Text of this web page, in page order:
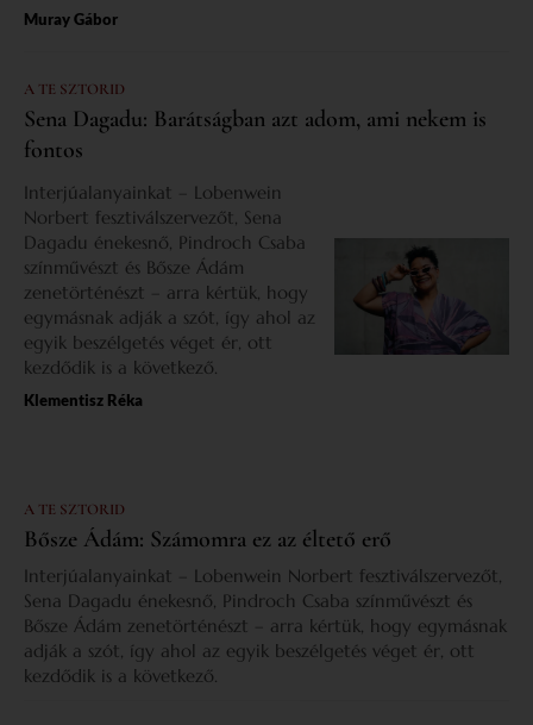
Muray Gábor
A TE SZTORID
Sena Dagadu: Barátságban azt adom, ami nekem is
fontos
Interjúalanyainkat – Lobenwein
Norbert fesztiválszervezőt, Sena
Dagadu énekesnő, Pindroch Csaba
színművészt és Bősze Ádám
zenetörténészt – arra kértük, hogy
egymásnak adják a szót, így ahol az
egyik beszélgetés véget ér, ott
kezdődik is a következő.
Klementisz Réka
A TE SZTORID
Bősze Ádám: Számomra ez az éltető erő
Interjúalanyainkat – Lobenwein Norbert fesztiválszervezőt,
Sena Dagadu énekesnő, Pindroch Csaba színművészt és
Bősze Ádám zenetörténészt – arra kértük, hogy egymásnak
adják a szót, így ahol az egyik beszélgetés véget ér, ott
kezdődik is a következő.